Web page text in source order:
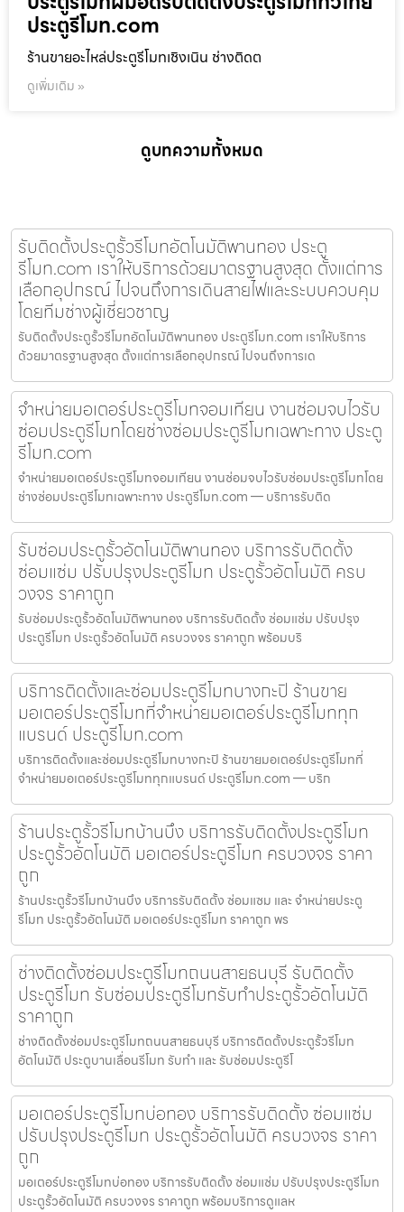
ประตูรีโมท.com
ร้านขายอะไหล่ประตูรีโมทเชิงเนิน ช่างติดต
ดูเพิ่มเติม »
ดูบทความทั้งหมด
รับติดตั้งประตูรั้วรีโมทอัตโนมัติพานทอง ประตู
รีโมท.com เราให้บริการด้วยมาตรฐานสูงสุด ตั้งแต่การ
เลือกอุปกรณ์ ไปจนถึงการเดินสายไฟและระบบควบคุม
โดยทีมช่างผู้เชี่ยวชาญ
รับติดตั้งประตูรั้วรีโมทอัตโนมัติพานทอง ประตูรีโมท.com เราให้บริการ
ด้วยมาตรฐานสูงสุด ตั้งแต่การเลือกอุปกรณ์ ไปจนถึงการเด
จำหน่ายมอเตอร์ประตูรีโมทจอมเทียน งานซ่อมจบไวรับ
ซ่อมประตูรีโมทโดยช่างซ่อมประตูรีโมทเฉพาะทาง ประตู
รีโมท.com
จำหน่ายมอเตอร์ประตูรีโมทจอมเทียน งานซ่อมจบไวรับซ่อมประตูรีโมทโดย
ช่างซ่อมประตูรีโมทเฉพาะทาง ประตูรีโมท.com — บริการรับติด
รับซ่อมประตูรั้วอัตโนมัติพานทอง บริการรับติดตั้ง
ซ่อมแซ่ม ปรับปรุงประตูรีโมท ประตูรั้วอัตโนมัติ ครบ
วงจร ราคาถูก
รับซ่อมประตูรั้วอัตโนมัติพานทอง บริการรับติดตั้ง ซ่อมแซ่ม ปรับปรุง
ประตูรีโมท ประตูรั้วอัตโนมัติ ครบวงจร ราคาถูก พร้อมบริ
บริการติดตั้งและซ่อมประตูรีโมทบางกะปิ ร้านขาย
มอเตอร์ประตูรีโมทที่จำหน่ายมอเตอร์ประตูรีโมททุก
แบรนด์ ประตูรีโมท.com
บริการติดตั้งและซ่อมประตูรีโมทบางกะปิ ร้านขายมอเตอร์ประตูรีโมทที่
จำหน่ายมอเตอร์ประตูรีโมททุกแบรนด์ ประตูรีโมท.com — บริก
ร้านประตูรั้วรีโมทบ้านบึง บริการรับติดตั้งประตูรีโมท
ประตูรั้วอัตโนมัติ มอเตอร์ประตูรีโมท ครบวงจร ราคา
ถูก
ร้านประตูรั้วรีโมทบ้านบึง บริการรับติดตั้ง ซ่อมแซม และ จำหน่ายประตู
รีโมท ประตูรั้วอัตโนมัติ มอเตอร์ประตูรีโมท ราคาถูก พร
ช่างติดตั้งซ่อมประตูรีโมทถนนสายธนบุรี รับติดตั้ง
ประตูรีโมท รับซ่อมประตูรีโมทรับทำประตูรั้วอัตโนมัติ
ราคาถูก
ช่างติดตั้งซ่อมประตูรีโมทถนนสายธนบุรี บริการติดตั้งประตูรั้วรีโมท
อัตโนมัติ ประตูบานเลื่อนรีโมท รับทำ และ รับซ่อมประตูรีโ
มอเตอร์ประตูรีโมทบ่อทอง บริการรับติดตั้ง ซ่อมแซ่ม
ปรับปรุงประตูรีโมท ประตูรั้วอัตโนมัติ ครบวงจร ราคา
ถูก
มอเตอร์ประตูรีโมทบ่อทอง บริการรับติดตั้ง ซ่อมแซ่ม ปรับปรุงประตูรีโมท
ประตูรั้วอัตโนมัติ ครบวงจร ราคาถูก พร้อมบริการดูแลห